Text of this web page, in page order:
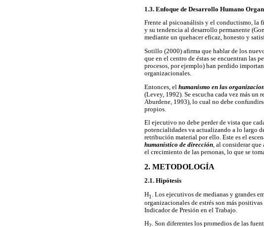
1.3. Enfoque de Desarrollo Humano
Frente al psicoanálisis y el conductismo, la
y su tendencia al desarrollo permanente
mediante un quehacer eficaz, honesto y
Sotillo (2000) afirma que hablar de los
que en el centro de éstas se encuentran las
procesos, por ejemplo) han perdido
organizacionales.
Entonces, el humanismo en las
(Levey, 1992). Se escucha cada vez más
Aburdene, 1993), lo cual no debe
propios.
El ejecutivo no debe perder de vista que
potencialidades va actualizando a lo largo
retribución material por ello. Este es el
humanístico de dirección, al considerar que
el crecimiento de las personas, lo que se
2. METODOLOGÍA
2.1. Hipótesis
H1 . Los ejecutivos de medianas y grandes
organizacionales de estrés son más
Indicador de Presión en el Trabajo.
H2. Son diferentes los promedios de las